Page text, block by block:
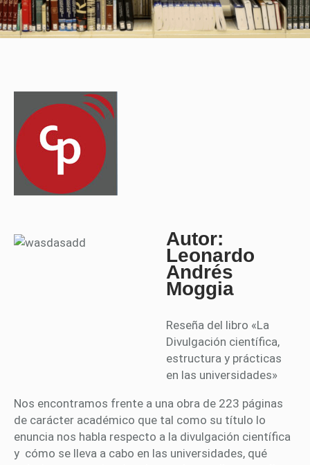
Autor:
Leonardo
Andrés
Moggia
Reseña del libro «La
Divulgación científica,
estructura y prácticas
en las universidades»
Nos encontramos frente a una obra de 223 páginas
de carácter académico que tal como su título lo
enuncia nos habla respecto a la divulgación científica
y cómo se lleva a cabo en las universidades, qué